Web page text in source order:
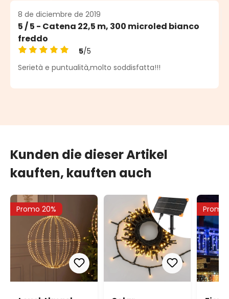
8 de diciembre de 2019
5 / 5 - Catena 22,5 m, 300 microled bianco
freddo
Durchschnittliche Bewertung von 5 von 5 Sternen
5/5
Serietà e puntualità,molto soddisfatta!!!
Kunden die dieser Artikel
kauften, kauften auch
Promo 20% Promo